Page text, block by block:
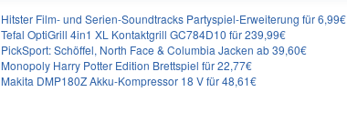
Hitster Film- und Serien-Soundtracks Partyspiel-Erweiterung für 6,99€
Tefal OptiGrill 4in1 XL Kontaktgrill GC784D10 für 239,99€
PickSport: Schöffel, North Face & Columbia Jacken ab 39,60€
Monopoly Harry Potter Edition Brettspiel für 22,77€
Makita DMP180Z Akku-Kompressor 18 V für 48,61€